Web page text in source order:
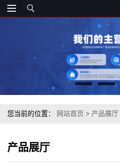
您当前的位置： 网站首页 > 产品展厅
产品展厅